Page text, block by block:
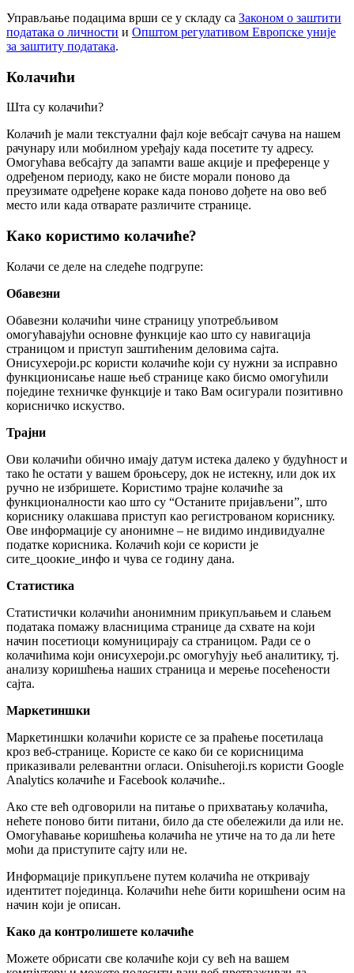
Управљање подацима врши се у складу са Законом о заштити
података о личности и Општом регулативом Европске уније
за заштиту података.
Колачићи
Шта су колачићи?
Колачић је мали текстуални фајл које вебсајт сачува на нашем
рачунару или мобилном уређају када посетите ту адресу.
Омогућава вебсајту да запамти ваше акције и преференце у
одређеном периоду, како не бисте морали поново да
преузимате одређене кораке када поново дођете на ово веб
место или када отварате различите странице.
Како користимо колачиће?
Колачи се деле на следеће подгрупе:
Обавезни
Обавезни колачићи чине страницу употребљивом
омогућавајући основне функције као што су навигација
страницом и приступ заштићеним деловима сајта.
Онисухероји.рс користи колачиће који су нужни за исправно
функционисање наше њеб странице како бисмо омогућили
поједине техничке функције и тако Вам осигурали позитивно
корисничко искуство.
Трајни
Ови колачићи обично имају датум истека далеко у будућност и
тако ће остати у вашем броњсеру, док не истекну, или док их
ручно не избришете. Користимо трајне колачиће за
функционалности као што су “Останите пријављени”, што
кориснику олакшава приступ као регистрованом кориснику.
Ове информације су анонимне – не видимо индивидуалне
податке корисника. Колачић који се користи је
сите_цоокие_инфо и чува се годину дана.
Статистика
Статистички колачићи анонимним прикупљањем и слањем
података помажу власницима странице да схвате на који
начин посетиоци комуницирају са страницом. Ради се о
колачићима који онисухероји.рс омогућују њеб аналитику, тј.
анализу коришћења наших страница и мерење посећености
сајта.
Маркетиншки
Маркетиншки колачићи користе се за праћење посетилаца
кроз веб-странице. Користе се како би се корисницима
приказивали релевантни огласи. Onisuheroji.rs користи Google
Analytics колачиће и Facebook колачиће..
Ако сте већ одговорили на питање о прихватању колачића,
нећете поново бити питани, било да сте обележили да или не.
Омогућавање коришћења колачића не утиче на то да ли ћете
моћи да приступите сајту или не.
Информације прикупљене путем колачића не откривају
идентитет појединца. Колачићи неће бити коришћени осим на
начин који је описан.
Како да контролишете колачиће
Можете обрисати све колачиће који су већ на вашем